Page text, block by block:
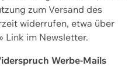
zum Versand des
widerrufen, etwa über
Link im Newsletter.
Werbe-Mails